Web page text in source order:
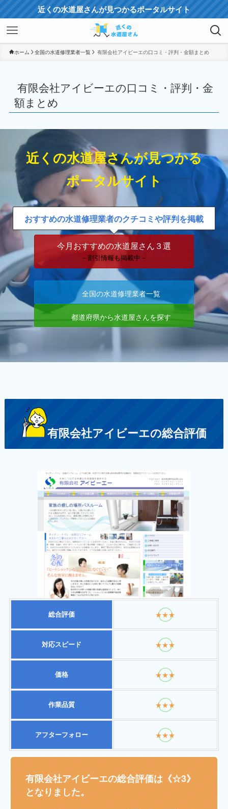
近くの水道屋さんが見つかるポータルサイト
ホーム 全国の水道修理業者一覧 有限会社アイビーエの口コミ・評判・金額まとめ
有限会社アイビーエの口コミ・評判・金
額まとめ
近くの水道屋さんが見つかる
ポータルサイト
おすすめの水道修理業者のクチコミや評判を掲載
今月おすすめの水道屋さん３選
－割引情報も掲載中－
全国の水道修理業者一覧
都道府県から水道屋さんを探す
有限会社アイビーエの総合評価
総合評価 ★★★
対応スピード ★★★
価格 ★★★
作業品質 ★★★
アフターフォロー ★★★
有限会社アイビーエの総合評価は《☆3》
となりました。